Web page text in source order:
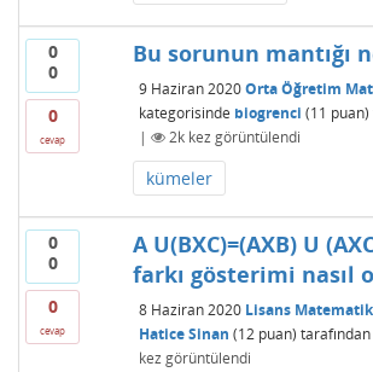
0
0
0
cevap
Bu sorunun mantığı
9 Haziran 2020 Orta Öğretim
kategorisinde biogrenci (11 puan)
|
2kkez görüntülendi
kümeler
0
0
0
cevap
A U(BXC)=(AXB) U
farkı gösterimi nasıl
8 Haziran 2020 Lisans Matematik
Hatice Sinan (12puan) tarafından
kez görüntülendi